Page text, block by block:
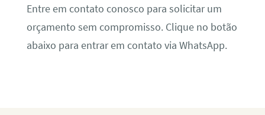
Entre em contato conosco para solicitar um
orçamento sem compromisso. Clique no botão
abaixo para entrar em contato via WhatsApp.